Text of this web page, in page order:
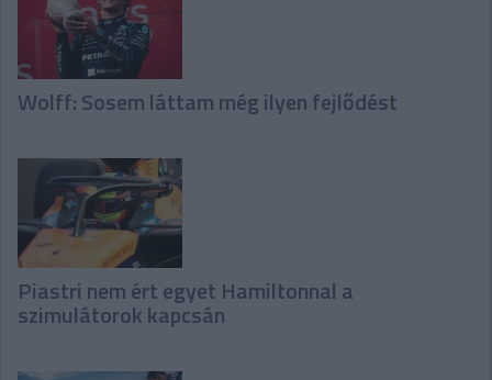
Wolff: Sosem láttam még ilyen fejlődést
Piastri nem ért egyet Hamiltonnal a
szimulátorok kapcsán